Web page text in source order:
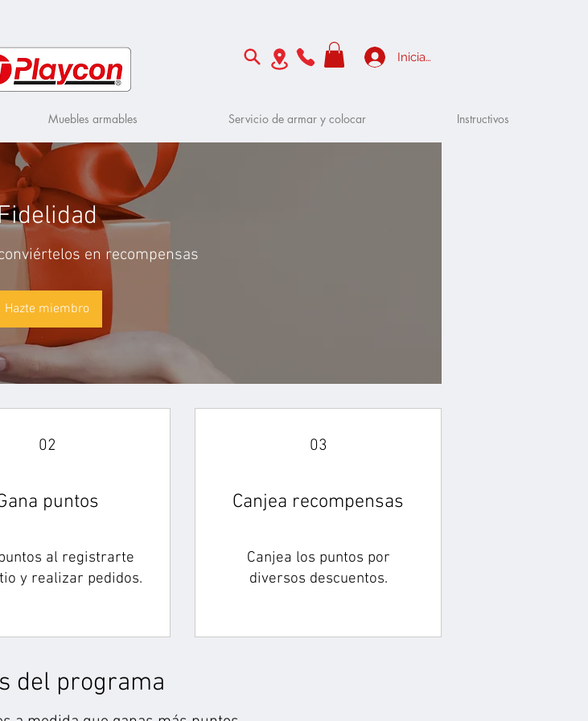
Iniciar sesión
Muebles armables Servicio de armar y colocar Instructivos
en recompensas
Hazte miembro
02
puntos
al registrarte
y realizar pedidos.
03
Canjea recompensas
Canjea los puntos por
diversos descuentos.
del programa